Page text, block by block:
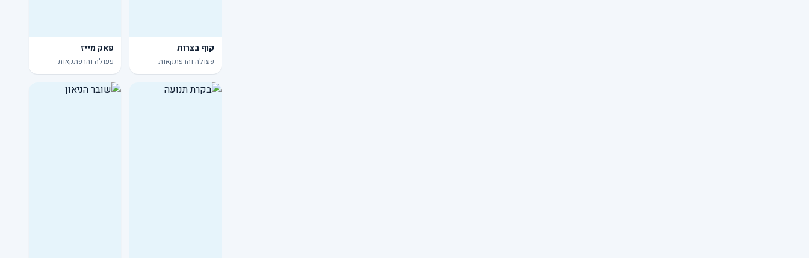
קוף בצרות
פעולה והרפתקאות
פאק מייז
פעולה והרפתקאות